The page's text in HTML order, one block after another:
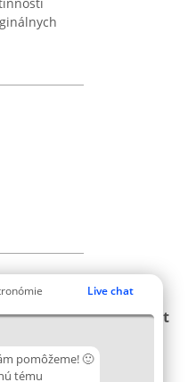
Live chat
pomôžeme! 🙂
tému
Hodnotenie
Lista
wszystkich
Kontakt